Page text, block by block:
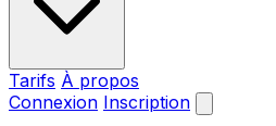
Tarifs À propos
Connexion Inscription